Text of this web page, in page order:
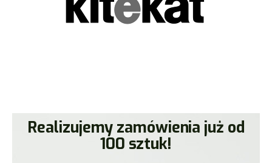
Realizujemy zamówienia już od
100 sztuk!